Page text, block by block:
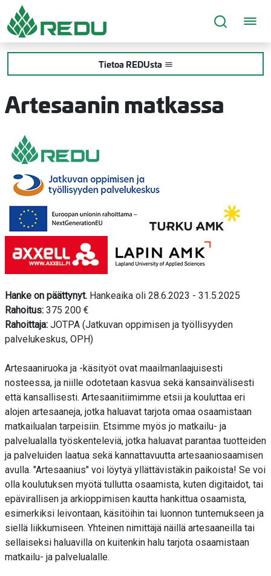
Siirry sivusisältöön
Tietoa REDUsta
Artesaanin matkassa
Hanke on päättynyt. Hankeaika oli 28.6.2023 - 31.5.2025
Rahoitus: 375 200 €
Rahoittaja: JOTPA (Jatkuvan oppimisen ja työllisyyden
palvelukeskus, OPH)
Artesaaniruoka ja -käsityöt ovat maailmanlaajuisesti
nosteessa, ja niille odotetaan kasvua sekä kansainvälisesti
että kansallisesti. Artesaanitiimimme etsii ja kouluttaa eri
alojen artesaaneja, jotka haluavat tarjota omaa osaamistaan
matkailualan tarpeisiin. Etsimme myös jo matkailu- ja
palvelualalla työskenteleviä, jotka haluavat parantaa tuotteiden
ja palveluiden laatua sekä kannattavuutta artesaaniosaamisen
avulla. "Artesaanius" voi löytyä yllättävistäkin paikoista! Se voi
olla koulutuksen myötä tullutta osaamista, kuten digitaidot, tai
epävirallisen ja arkioppimisen kautta hankittua osaamista,
esimerkiksi leivontaan, käsitöihin tai luonnon tuntemukseen ja
siellä liikkumiseen. Yhteinen nimittäjä näillä artesaaneilla tai
sellaiseksi haluavilla on kuitenkin halu tarjota osaamistaan
matkailu- ja palvelualalle.